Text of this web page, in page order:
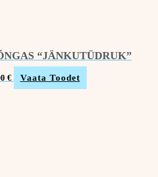
“JÄNKUTÜDRUK”
€ Vaata Toodet